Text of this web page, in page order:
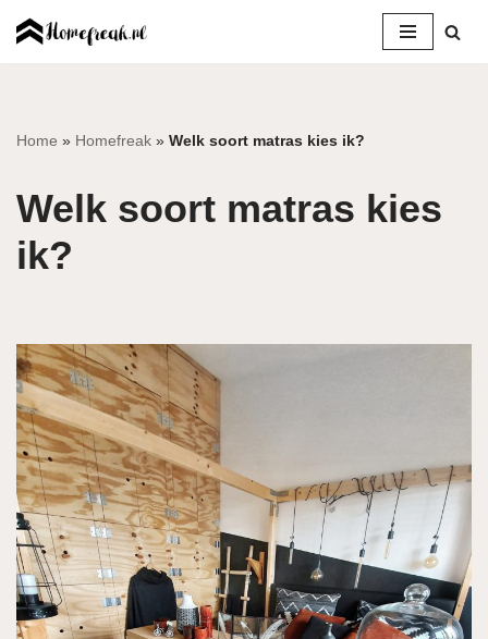
inhoud
Home » Homefreak » Welk soort matras kies ik?
Welk soort matras kies
ik?